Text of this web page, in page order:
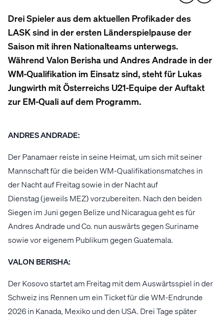
Drei Spieler aus dem aktuellen Profikader des
LASK sind in der ersten Länderspielpause der
Saison mit ihren Nationalteams unterwegs.
Während Valon Berisha und Andres Andrade in der
WM-Qualifikation im Einsatz sind, steht für Lukas
Jungwirth mit Österreichs U21-Equipe der Auftakt
zur EM-Quali auf dem Programm.
ANDRES ANDRADE:
Der Panamaer reiste in seine Heimat, um sich mit seiner
Mannschaft für die beiden WM-Qualifikationsmatches in
der Nacht auf Freitag sowie in der Nacht auf
Dienstag (jeweils MEZ) vorzubereiten. Nach den beiden
Siegen im Juni gegen Belize und Nicaragua geht es für
Andres Andrade und Co. nun auswärts gegen Suriname
sowie vor eigenem Publikum gegen Guatemala.
VALON BERISHA:
Der Kosovo startet am Freitag mit dem Auswärtsspiel in der
Schweiz ins Rennen um ein Ticket für die WM-Endrunde
2026 in Kanada, Mexiko und den USA. Drei Tage später